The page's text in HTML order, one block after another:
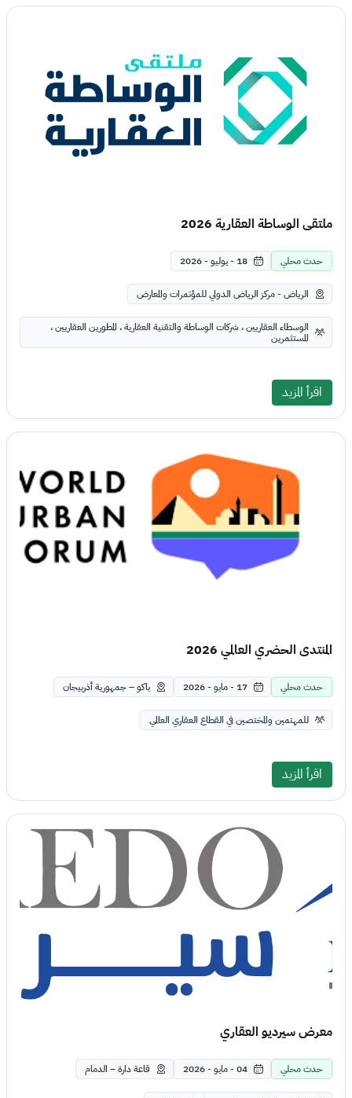
ملتقى الوساطة العقارية 2026
حدث محلي 18 - يوليو - 2026
الرياض - مركز الرياض الدولي للمؤتمرات والمعارض
الوسطاء العقاريين ، شركات الوساطة والتقنية العقارية ، المطورين العقاريين ،
المستثمرين
اقرأ المزيد
المنتدى الحضري العالمي 2026
حدث محلي 17 - مايو - 2026 باكو – جمهورية أذربيجان
للمهتمين والمختصين في القطاع العقاري العالمي
اقرأ المزيد
معرض سيرديو العقاري
حدث محلي 04 - مايو - 2026 قاعة دارة – الدمام